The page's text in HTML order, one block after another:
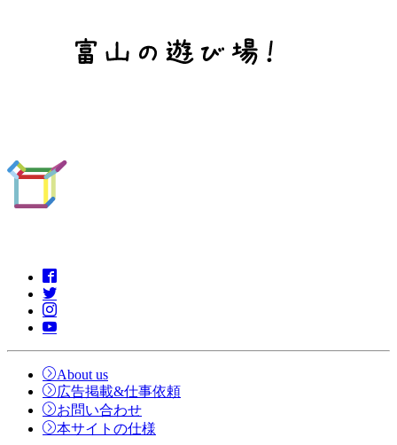
About us
広告掲載&仕事依頼
お問い合わせ
本サイトの仕様